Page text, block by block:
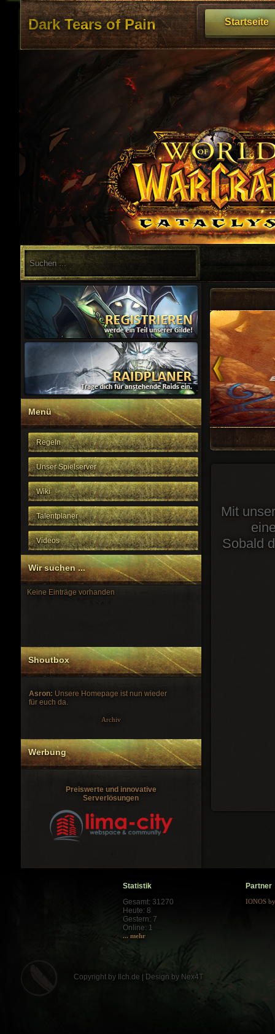
Dark Tears of Pain Startseite
Menü
Regeln
Unser Spielserver
Wiki
Talentplaner
Videos
Wir suchen ...
Keine Einträge vorhanden
Shoutbox
Asron: Unsere Homepage ist nun wieder
für euch da.
Archiv
Werbung
Preiswerte und innovative
Serverlösungen
Mit
Sobald
Statistik
Gesamt: 31270
Heute: 8
Gestern: 7
Online: 1
... mehr
Partner
IONOS
Copyright by Ilch.de | Design by Nex4T